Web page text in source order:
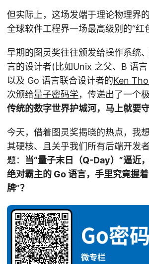
但实际上，这场发端于理论物理界
全球软件工程界一场最高级别的“红
早期的图灵奖往往颁发给操作系统
言的设计者(比如Unix 之父、B 语言
以及 Go 语言联合设计者的Ken
次颁给量子密码学，传递出了一个
传统的数字世界护城河，马上就要守
今天，借着图灵奖揭晓的热点，我
其硬核、且关乎我们所有后端开发
题： 当“量子末日（Q-Day）”逼近
绝对霸主的 Go 语言，手里究竟握
牌”？